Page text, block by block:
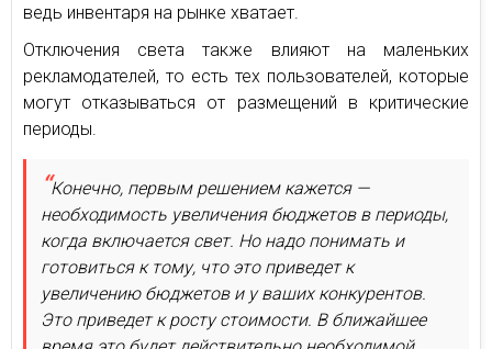
ведь инвентаря на рынке хватает.
Отключения света также влияют на маленьких
рекламодателей, то есть тех пользователей, которые
могут отказываться от размещений в критические
периоды.
Конечно, первым решением кажется —
необходимость увеличения бюджетов в периоды,
когда включается свет. Но надо понимать и
готовиться к тому, что это приведет к
увеличению бюджетов и у ваших конкурентов.
Это приведет к росту стоимости. В ближайшее